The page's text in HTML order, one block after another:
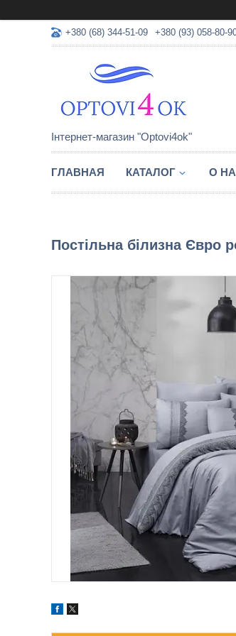
+380 (68) 344-51-09 +380 (93) 058-80-
Інтернет-магазин "Optovi4ok"
ГЛАВНАЯ КАТАЛОГ О
Постільна білизна Євро